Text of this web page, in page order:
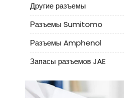
Другие разъемы
Разъемы Sumitomo
Разъемы Amphenol
Запасы разъемов JAE